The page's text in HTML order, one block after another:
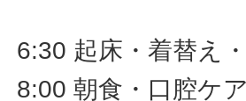
6:30 起床・着替え
8:00 朝食・口腔ケア